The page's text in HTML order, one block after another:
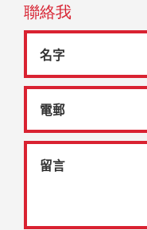
聯絡我